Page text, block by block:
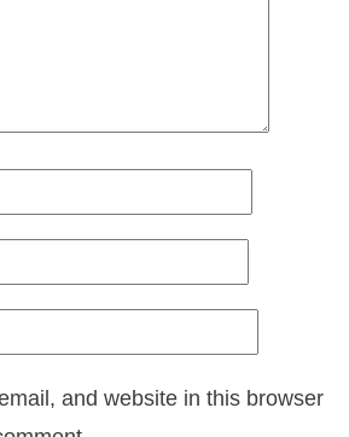
and website in this browser